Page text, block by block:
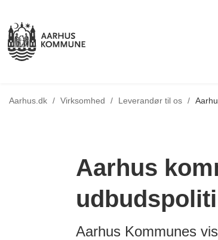
Aarhus.dk / Virksomhed / Tilbage til
Leverandør til os /
Aarhus
Aarhus Kommunes